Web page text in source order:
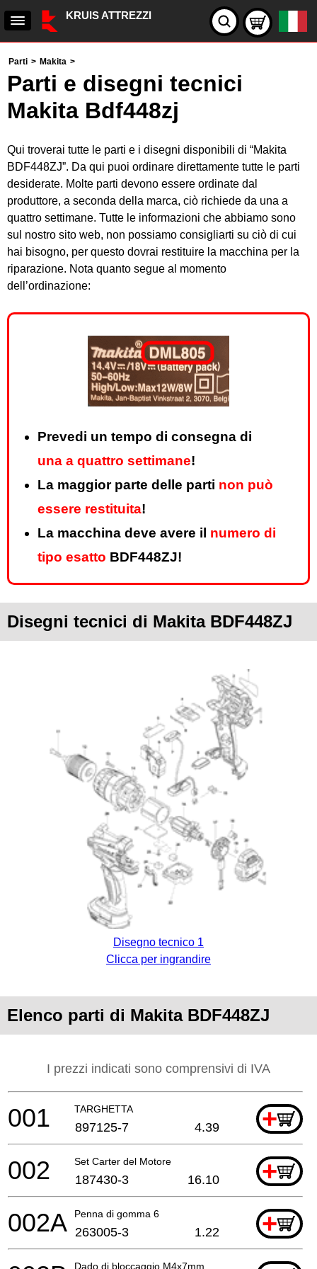
KRUIS ATTREZZI
Parti > Makita >
Parti e disegni tecnici
Makita Bdf448zj
Qui troverai tutte le parti e i disegni disponibili di “Makita
BDF448ZJ”. Da qui puoi ordinare direttamente tutte le parti
desiderate. Molte parti devono essere ordinate dal
produttore, a seconda della marca, ciò richiede da una a
quattro settimane. Tutte le informazioni che abbiamo sono
sul nostro sito web, non possiamo consigliarti su ciò di cui
hai bisogno, per questo dovrai restituire la macchina per la
riparazione. Nota quanto segue al momento
dell’ordinazione:
Prevedi un tempo di consegna di
una a quattro settimane!
La maggior parte delle parti non può
essere restituita!
La macchina deve avere il numero di
tipo esatto BDF448ZJ!
Disegni tecnici di Makita BDF448ZJ
Disegno tecnico 1
Clicca per ingrandire
Elenco parti di Makita BDF448ZJ
I prezzi indicati sono comprensivi di IVA
TARGHETTA +
001 897125-7 4.39
Set Carter del Motore +
002 187430-3 16.10
Penna di gomma 6 +
002A 263005-3 1.22
Dado di bloccaggio M4x7mm